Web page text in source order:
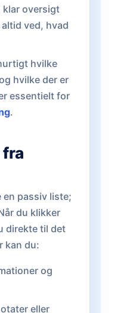
klar oversigt
ved, hvad
hvilke
hvilke der er
essentielt for
.
en passiv liste;
du klikker
direkte til det
kan du:
og
eller